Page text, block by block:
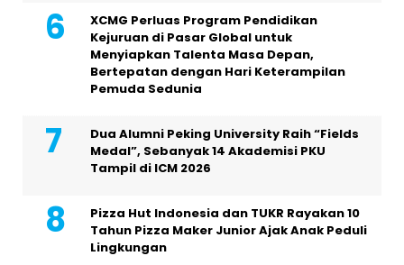
XCMG Perluas Program Pendidikan
Kejuruan di Pasar Global untuk
Menyiapkan Talenta Masa Depan,
Bertepatan dengan Hari Keterampilan
Pemuda Sedunia
Dua Alumni Peking University Raih “Fields
Medal”, Sebanyak 14 Akademisi PKU
Tampil di ICM 2026
Pizza Hut Indonesia dan TUKR Rayakan 10
Tahun Pizza Maker Junior Ajak Anak Peduli
Lingkungan